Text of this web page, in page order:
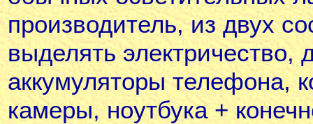
производитель, из двух
выделять электричество,
аккумуляторы телефона,
камеры, ноутбука +